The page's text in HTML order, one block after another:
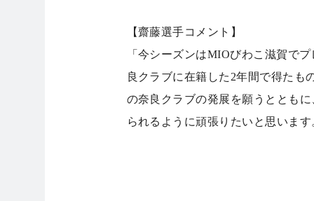
【齋藤選手コメント】
「今シーズンはMIOびわこ滋賀で
良クラブに在籍した2年間で得たも
の奈良クラブの発展を願うととも
られるように頑張りたいと思います